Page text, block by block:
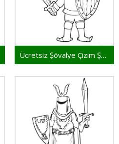
Ücretsiz Şövalye Çizim Şablonu